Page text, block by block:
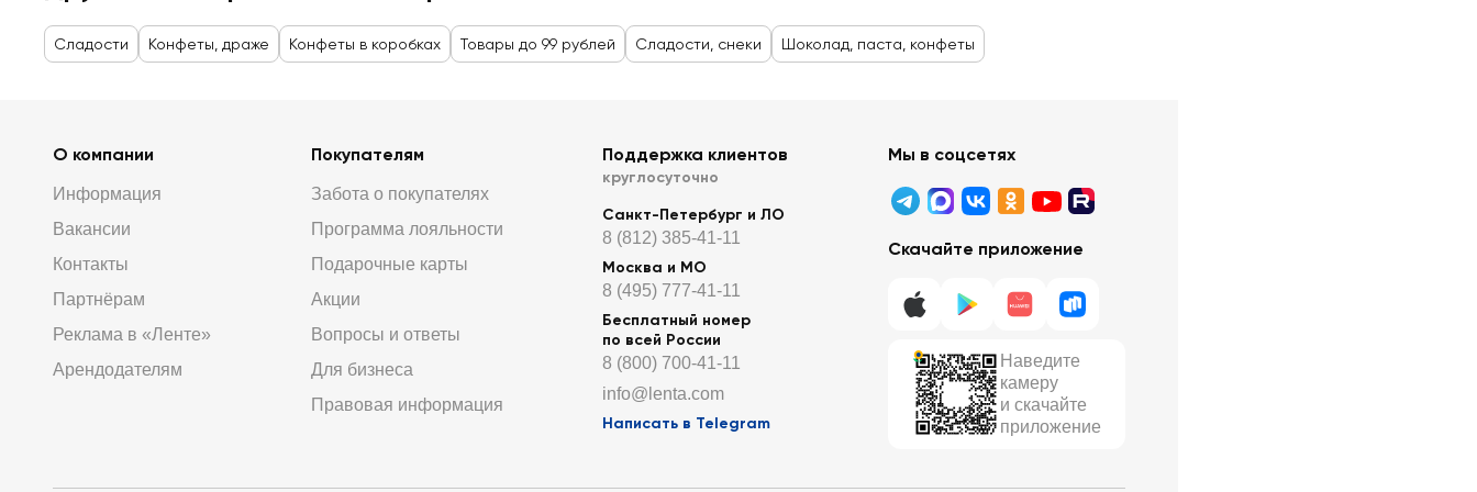
Сладости Конфеты, драже Конфеты в коробках Товары до 99 рублей Сладости, снеки Шоколад, паста, конфеты
О компании
Информация
Вакансии
Контакты
Партнёрам
Реклама в «Ленте»
Арендодателям
Покупателям
Забота о покупателях
Программа лояльности
Подарочные карты
Акции
Вопросы и ответы
Для бизнеса
Правовая информация
Поддержка клиентов
круглосуточно
Санкт-Петербург и ЛО
8 (812) 385-41-11
Москва и МО
8 (495) 777-41-11
Бесплатный номер
по всей России
8 (800) 700-41-11
info@lenta.com
Написать в Telegram
Мы в соцсетях
Скачайте приложение
Наведите
камеру
и скачайте
приложение